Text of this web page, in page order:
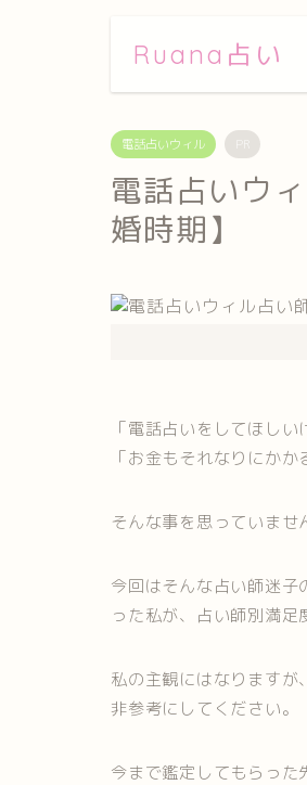
Ruana占い
電話占いウィル
電話占いウ
婚時期】
「電話占いをしてほし
「お金もそれなりにかか
そんな事を思っていませ
今回はそんな占い師迷
った私が、占い師別満足
私の主観にはなります
非参考にしてください。
今まで鑑定してもらった